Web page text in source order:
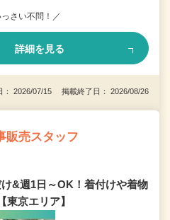
さい不問！／
詳細を見る
： 2026/07/15 掲載終了日： 2026/08/26
販売スタッフ
け&週1日～OK！着付けや着物
京エリア】